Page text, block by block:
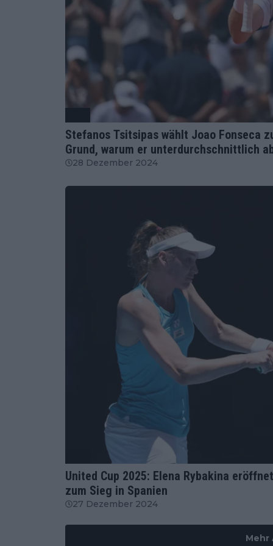
Stefanos Tsitsipas wählt Joao Fonseca
Grund, warum er unterdurchschnittlich
28 Dezember 2024
United Cup 2025: Elena Rybakina
zum Sieg in Spanien
27 Dezember 2024
Mehr